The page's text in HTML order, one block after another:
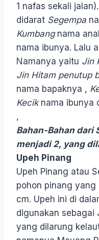
1 nafas sekali
didarat Segempa
Kumbangnama
nama ibunya. Lalu
Namanya yaitu Jin
Jin Hitam penutup
nama bapaknya ,
Keciknama ibunya
,
Bahan-Bahan dari
menjadi 2, yang
Upeh Pinang
Upeh Pinang atau
pohon pinang
cm. Upeh ini di
digunakan sebagai
yang dilarung